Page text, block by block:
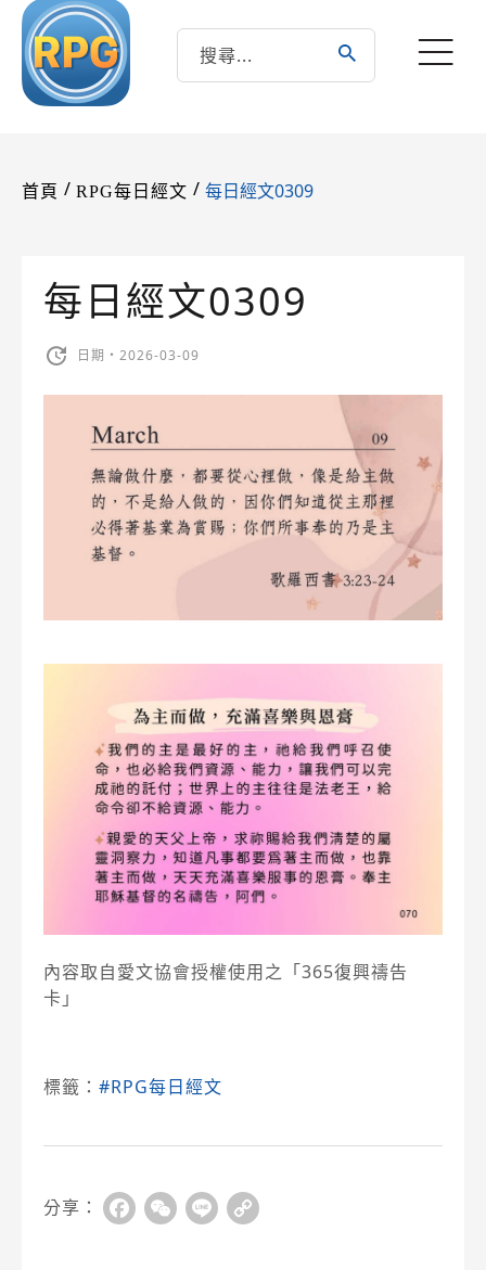
首頁 / RPG每日經文 / 每日經文0309
每日經文0309
日期・2026-03-09
內容取自愛文協會授權使用之「365復興禱告
卡」
標籤： #RPG每日經文
分享： FacebookWeChat
Line